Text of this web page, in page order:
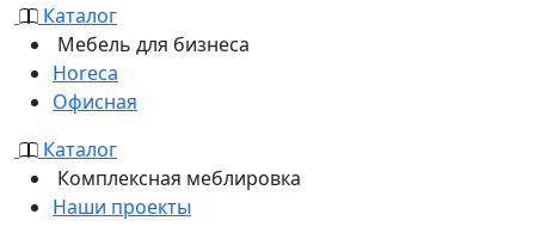
Каталог
Мебель для бизнеса
Horeca
Офисная
Каталог
Комплексная меблировка
Наши проекты